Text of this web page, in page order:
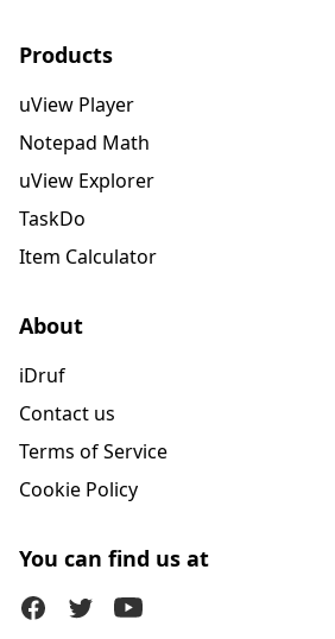
Products
uView Player
Notepad Math
uView Explorer
TaskDo
Item Calculator
About
iDruf
Contact us
Terms of Service
Cookie Policy
You can find us at
FacebookTwitter (X)Youtube